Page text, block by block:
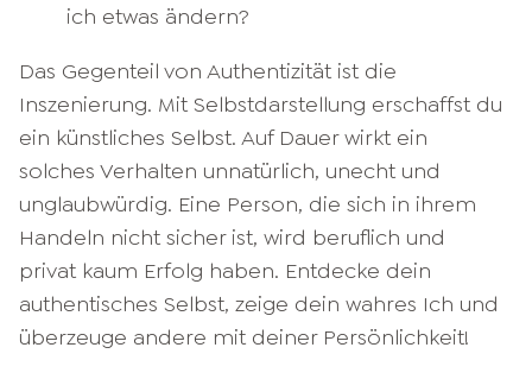
ich etwas ändern?
Das Gegenteil von Authentizität ist die
Inszenierung. Mit Selbstdarstellung erschaffst du
ein künstliches Selbst. Auf Dauer wirkt ein
solches Verhalten unnatürlich, unecht und
unglaubwürdig. Eine Person, die sich in ihrem
Handeln nicht sicher ist, wird beruflich und
privat kaum Erfolg haben. Entdecke dein
authentisches Selbst, zeige dein wahres Ich und
überzeuge andere mit deiner Persönlichkeit!